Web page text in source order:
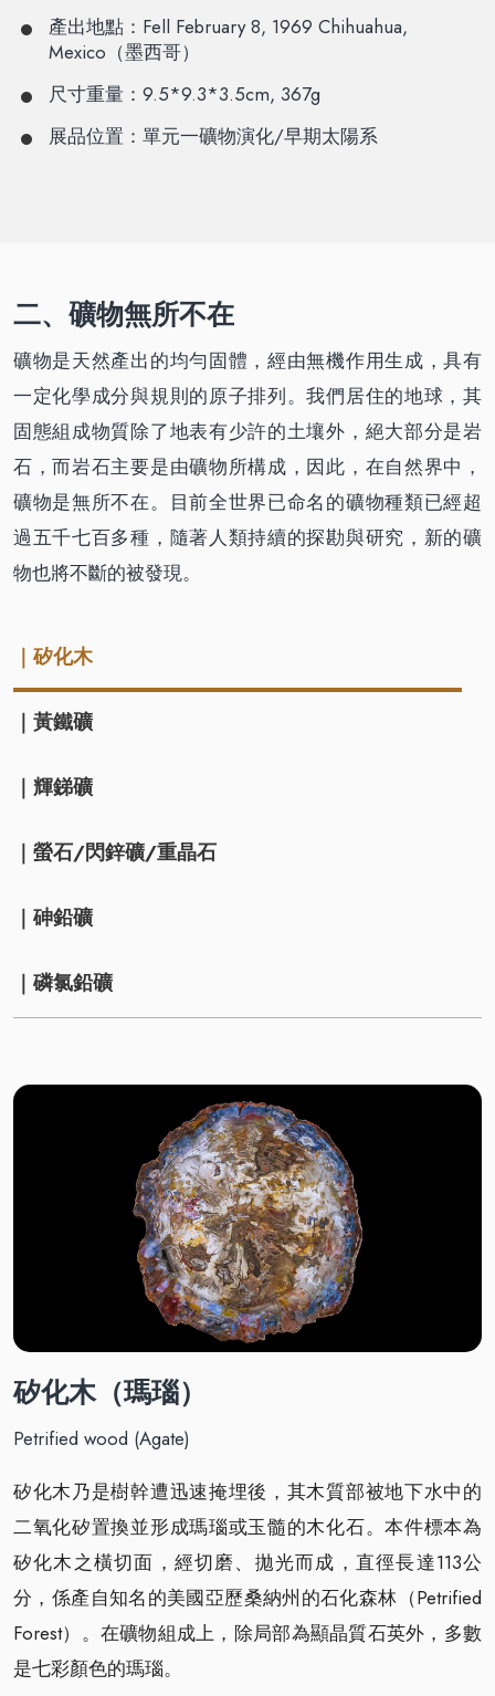
產出地點：Fell February 8, 1969 Chihuahua,
Mexico（墨西哥）
尺寸重量：9.5*9.3*3.5cm, 367g
展品位置：單元一礦物演化/早期太陽系
二、礦物無所不在
礦物是天然產出的均勻固體，經由無機作用生成，具有
一定化學成分與規則的原子排列。我們居住的地球，其
固態組成物質除了地表有少許的土壤外，絕大部分是岩
石，而岩石主要是由礦物所構成，因此，在自然界中，
礦物是無所不在。目前全世界已命名的礦物種類已經超
過五千七百多種，隨著人類持續的探勘與研究，新的礦
物也將不斷的被發現。
｜矽化木
｜黃鐵礦
｜輝銻礦
｜螢石/閃鋅礦/重晶石
｜砷鉛礦
｜磷氯鉛礦
矽化木（瑪瑙）
Petrified wood (Agate)
矽化木乃是樹幹遭迅速掩埋後，其木質部被地下水中的
二氧化矽置換並形成瑪瑙或玉髓的木化石。本件標本為
矽化木之橫切面，經切磨、拋光而成，直徑長達113公
分，係產自知名的美國亞歷桑納州的石化森林（Petrified
Forest）。在礦物組成上，除局部為顯晶質石英外，多數
是七彩顏色的瑪瑙。